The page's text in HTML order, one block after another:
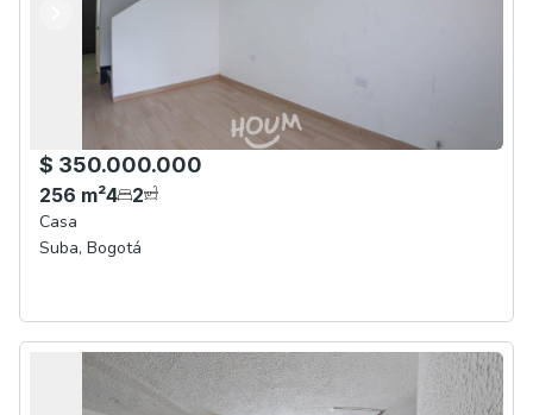
Anterior
Siguiente
$ 350.000.000
256 m²4 2
Casa
Suba, Bogotá